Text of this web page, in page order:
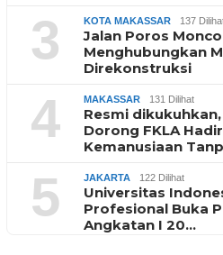
3 KOTA MAKASSAR 137
Jalan Poros
Menghubungkan
Direkonstruksi
4 MAKASSAR 131 Dilihat
Resmi
Dorong FKLA
Kemanusiaan
5 JAKARTA 122 Dilihat
Universitas
Profesional Buka
Angkatan I 20…